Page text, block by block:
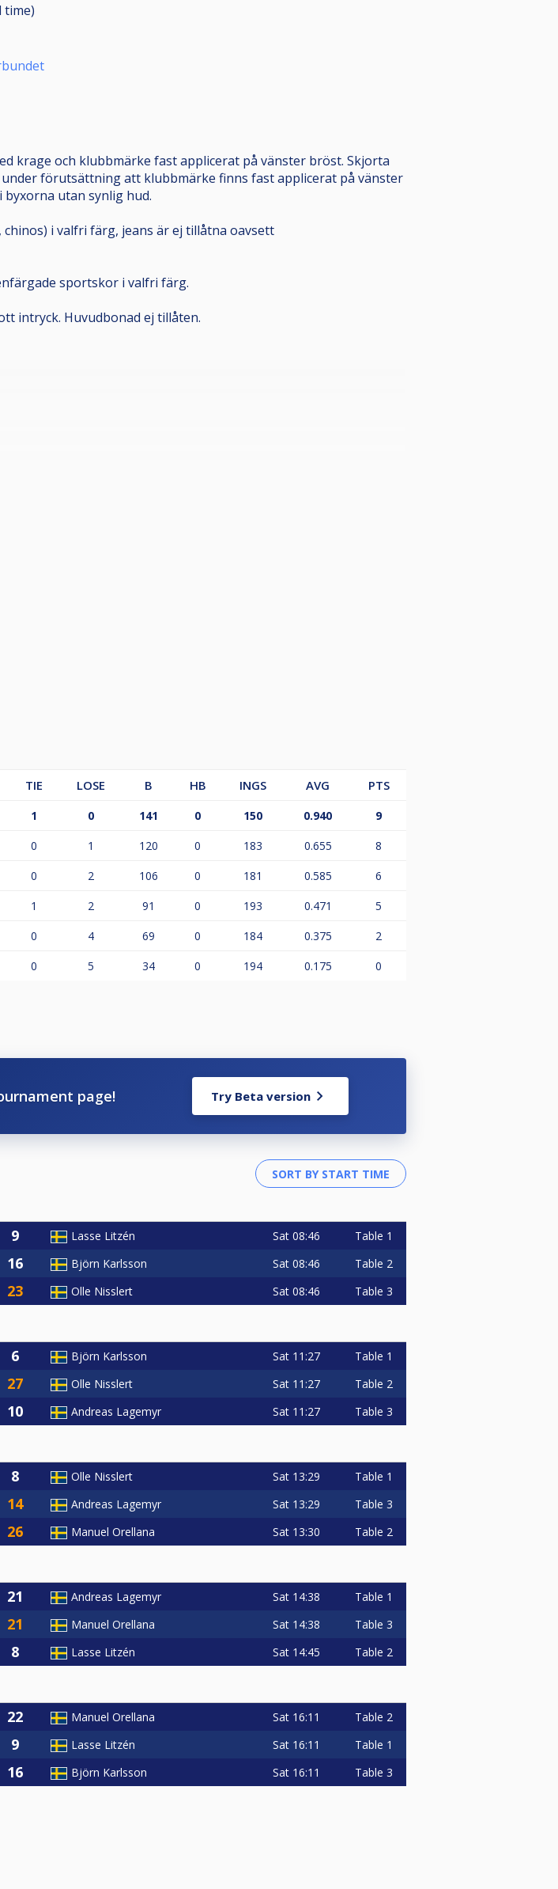
time)
krage och klubbmärke fast applicerat på vänster bröst. Skjorta
förutsättning att klubbmärke finns fast applicerat på vänster
utan synlig hud.
i valfri färg, jeans är ej tillåtna oavsett
sportskor i valfri färg.
intryck. Huvudbonad ej tillåten.
dagar vid fler än 12 anmälda spelare.
TIE LOSE B HB INGS AVG PTS
1 0 141 0 150 0.940
9
0 1 120 0 183 0.655
8
0 2 106 0 181 0.585
6
1 2 91 0 193 0.471
5
0 4 69 0 184 0.375
2
0 5 34 0 194 0.175 0
page! Try Beta version
Lasse Litzén Sat 08:46 Table 1
Björn Karlsson Sat 08:46 Table 2
Olle Nisslert Sat 08:46 Table 3
Björn Karlsson Sat 11:27 Table 1
Olle Nisslert Sat 11:27 Table 2
Andreas Lagemyr Sat 11:27 Table 3
Olle Nisslert Sat 13:29 Table 1
Andreas Lagemyr Sat 13:29 Table 3
Manuel Orellana Sat 13:30 Table 2
Andreas Lagemyr Sat 14:38 Table 1
Manuel Orellana Sat 14:38 Table 3
Lasse Litzén Sat 14:45 Table 2
Manuel Orellana Sat 16:11 Table 2
Lasse Litzén Sat 16:11 Table 1
Björn Karlsson Sat 16:11 Table 3